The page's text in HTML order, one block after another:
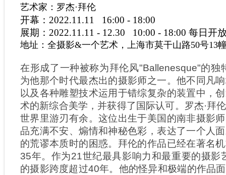
艺术家：罗杰·拜伦
开幕：2022.11.11 16:00 - 18:00
展期：2022.11.11 - 12.30 10:00 - 18:00 每日开
地址：全摄影&一个艺术，上海市莫干山路50号13
在形成了一种被称为拜伦风"Ballenesque"的独
为他那个时代最杰出的摄影师之一。他不同凡
以及各种雕塑技术运用于错综复杂的装置中，
术的新综合美学，并获得了国际认可。 罗杰·拜
世界里游刃有余。这位出生于美国的南非摄影
品充满不安、煽情和神秘色彩，表达了一个人
的荒谬本质时的困惑。拜伦的作品已经在著名
35年。 作为21世纪最具影响力和最重要的摄影
的摄影跨度超过40年。他的怪异和极端的作品